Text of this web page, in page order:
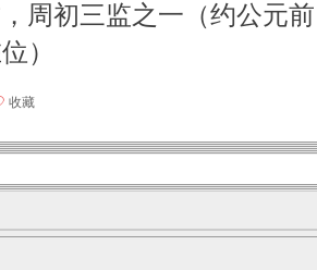
周初三监之一（约公元前
）
收藏